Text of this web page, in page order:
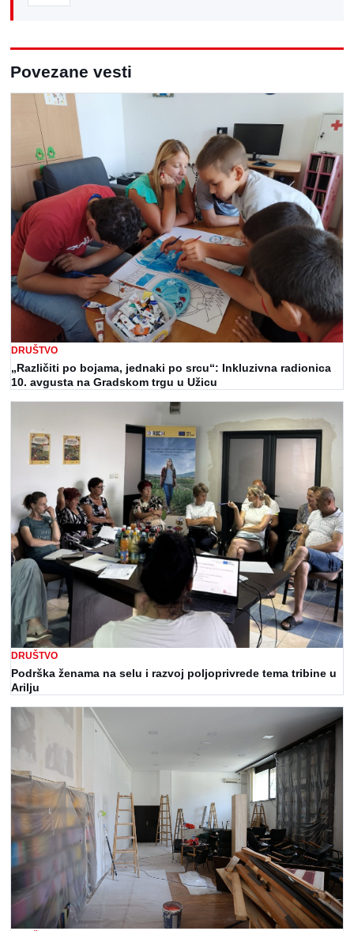
Povezane vesti
DRUŠTVO
„Različiti po bojama, jednaki po srcu“: Inkluzivna radionica
10. avgusta na Gradskom trgu u Užicu
DRUŠTVO
Podrška ženama na selu i razvoj poljoprivrede tema tribine u
Arilju